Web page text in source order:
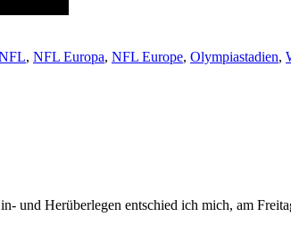
, NFL Europa, NFL Europe, Olympiastadien,
Herüberlegen entschied ich mich, am